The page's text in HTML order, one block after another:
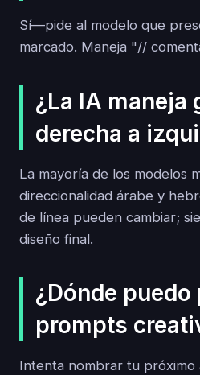
Sí—pide al modelo que
marcado. Maneja "//
¿La IA maneja
derecha a
La mayoría de los modelos
direccionalidad árabe y
de línea pueden cambiar;
diseño final.
¿Dónde
prompts
Intenta nombrar tu próximo